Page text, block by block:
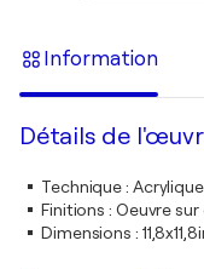
Information
Détails de
Technique:
Finitions : Oeuvre
Dimensions :